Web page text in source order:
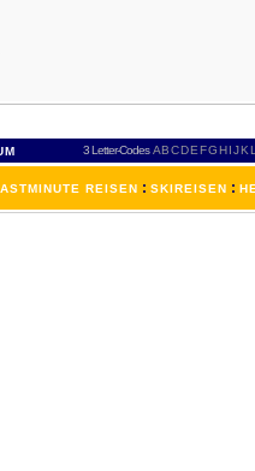
3 Letter-Codes ABCDEFGH IJKL
REISEN : SKIREISEN :